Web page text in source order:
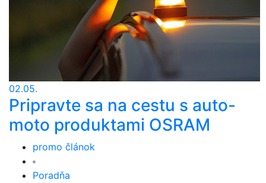
02.05.
Pripravte sa na cestu s auto-
moto produktami OSRAM
promo článok
Poradňa